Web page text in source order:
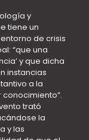
y
tiene un
de crisis
“que una
y que dicha
instancias
a la
trató
la
y las